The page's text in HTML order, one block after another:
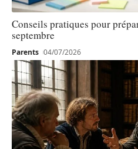
Conseils pratiques pour
septembre
Parents 04/07/2026